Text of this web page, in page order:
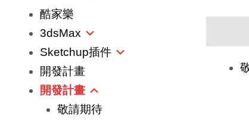
酷家樂
3dsMax
Sketchup插件
開發計畫
開發計畫
敬請期待